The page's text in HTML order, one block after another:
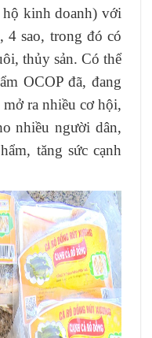
kinh doanh) với
4 sao, trong đó có
thủy sản. Có thể
OCOP đã, đang
ra nhiều cơ hội,
nhiều người dân,
tăng sức cạnh